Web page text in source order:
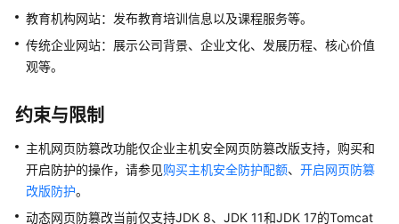
资
管
理
风
预
防
主
教育机构网站：发布教育培训信息以及课程服务等。
传统企业网站：展示公司背景、企业文化、发展历程、核心价值
观等。
约束与限制
主机网页防篡改功能仅企业主机安全网页防篡改版支持，购买和
开启防护的操作，请参见购买主机安全防护配额、 开启网页防篡
改版防护。
动态网页防篡改当前仅支持JDK 8、JDK 11和JDK 17的Tomcat